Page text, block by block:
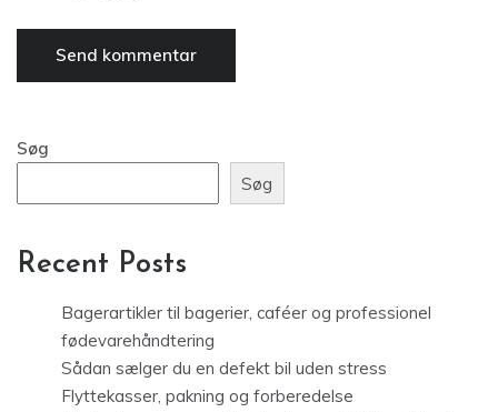
Søg
Søg
Recent Posts
Bagerartikler til bagerier, caféer og professionel
fødevarehåndtering
Sådan sælger du en defekt bil uden stress
Flyttekasser, pakning og forberedelse